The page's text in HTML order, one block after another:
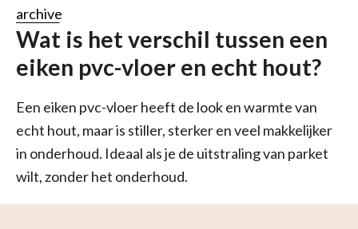
archive
Wat is het verschil tussen een
eiken pvc-vloer en echt hout?
Een eiken pvc-vloer heeft de look en warmte van
echt hout, maar is stiller, sterker en veel makkelijker
in onderhoud. Ideaal als je de uitstraling van parket
wilt, zonder het onderhoud.